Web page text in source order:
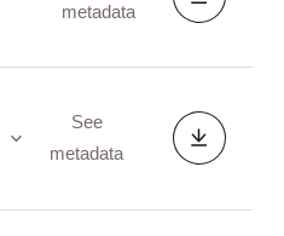
metadata
See
metadata